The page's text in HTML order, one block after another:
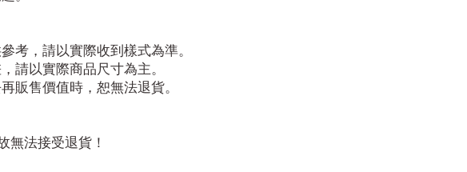
考，請以實際收到樣式為準。
請以實際商品尺寸為主。
販售價值時，恕無法退貨。
無法接受退貨！